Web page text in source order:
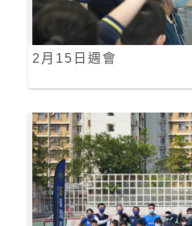
2月15日週會